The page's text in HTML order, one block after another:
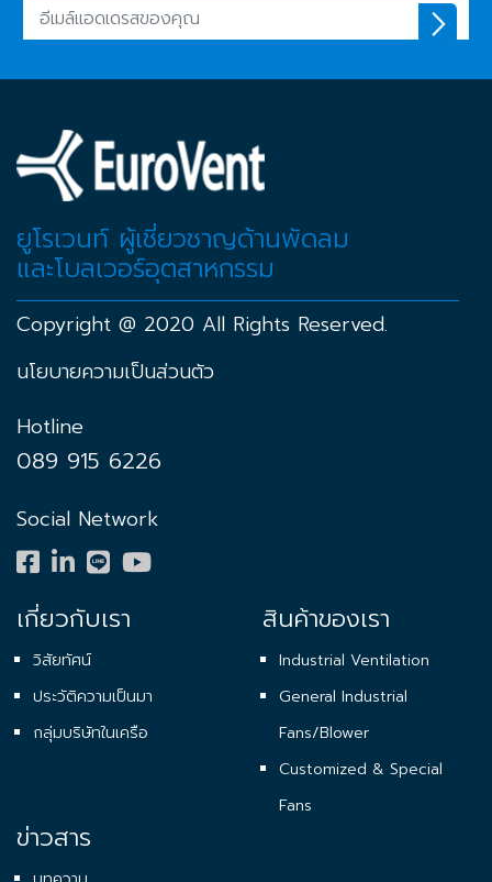
ยูโรเวนท์ ผู้เชี่ยวชาญด้านพัดลม
และโบลเวอร์อุตสาหกรรม
Copyright @ 2020 All Rights Reserved.
นโยบายความเป็นส่วนตัว
Hotline
089 915 6226
Social Network
เกี่ยวกับเรา
วิสัยทัศน์
ประวัติความเป็นมา
กลุ่มบริษัทในเครือ
สินค้าของเรา
Industrial Ventilation
General Industrial
Fans/Blower
Customized & Special
Fans
ข่าวสาร